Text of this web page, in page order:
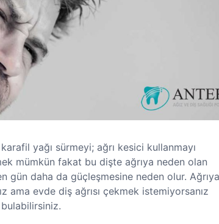
yağı sürmeyi; ağrı kesici kullanmayı
mümkün fakat bu dişte ağrıya neden olan
gün daha da güçleşmesine neden olur.
ama evde diş ağrısı çekmek istemiyorsanız